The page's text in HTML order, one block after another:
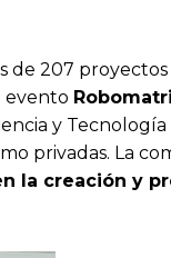
de 207
evento
y
privadas. La
la creación y